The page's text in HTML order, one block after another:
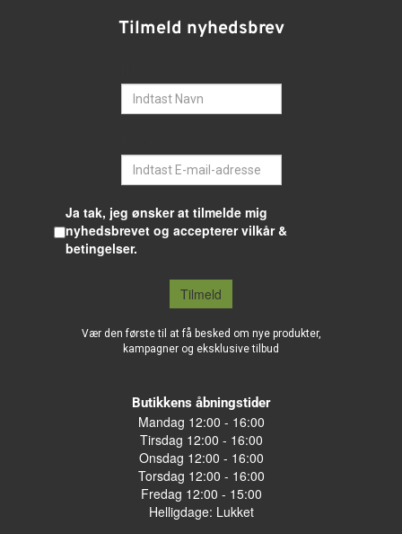
Tilmeld nyhedsbrev
Ja tak, jeg ønsker at tilmelde mig
nyhedsbrevet og accepterer vilkår &
betingelser.
Tilmeld
Vær den første til at få besked om nye produkter,
kampagner og eksklusive tilbud
Butikkens åbningstider
Mandag 12:00 - 16:00
Tirsdag 12:00 - 16:00
Onsdag 12:00 - 16:00
Torsdag 12:00 - 16:00
Fredag 12:00 - 15:00
Helligdage: Lukket